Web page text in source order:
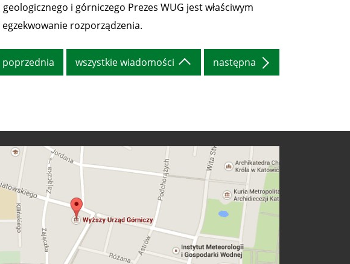
i górniczego Prezes WUG jest właściwym
rozporządzenia.
poprzednia wszystkie wiadomości następna